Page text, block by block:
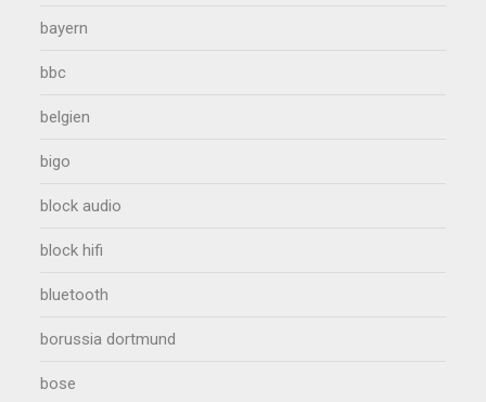
bayern
bbc
belgien
bigo
block audio
block hifi
bluetooth
borussia dortmund
bose